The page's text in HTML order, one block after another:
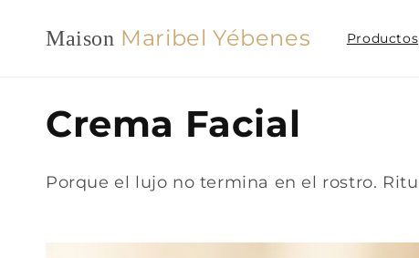
al contenido
Maison Maribel Yébenes Productos
C
o
Crema Facial
Porque el lujo no termina en el rostro.